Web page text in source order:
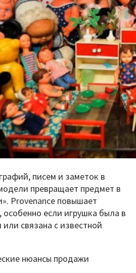
писем и заметок в
превращает предмет в
Provenance повышает
особенно если игрушка была в
связана с известной
нюансы продажи